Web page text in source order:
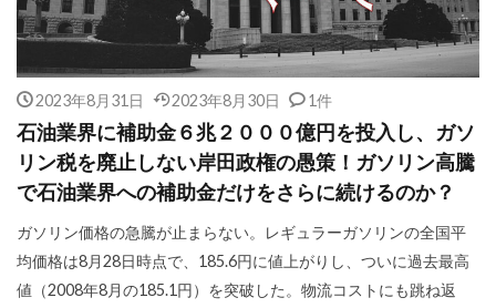
2023年8月31日 2023年8月30日 1件
石油業界に補助金６兆２０００億円を投入し、ガソ
リン税を廃止しない岸田政権の愚策！ガソリン高騰
で石油業界への補助金だけをさらに続けるのか？
ガソリン価格の急騰が止まらない。レギュラーガソリンの全国平
均価格は8月28日時点で、185.6円に値上がりし、ついに過去最高
値（2008年8月の185.1円）を突破した。物流コストにも跳ね返